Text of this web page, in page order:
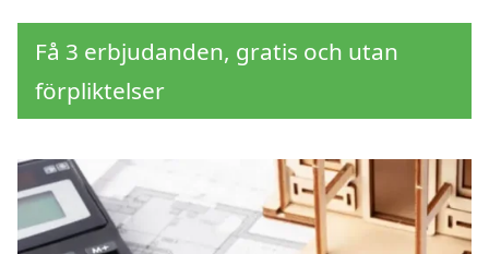
Få 3 erbjudanden, gratis och utan
förpliktelser